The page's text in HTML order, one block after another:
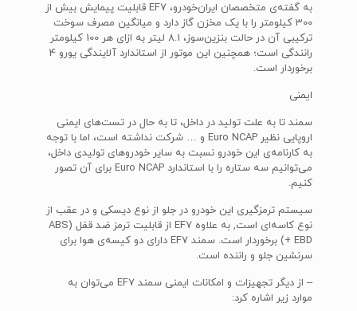
به گفته‌ی متخصصان ایران‌خودرو، EF7 قابلیت پیمایش بیش از
300 کیلومتر را با یک مخزن گاز دارد و میانگین مصرف سوخت
ترکیبی آن در حالت بنزین‌سوز، 8.1 لیتر به ازای هر 100 کیلومتر
رانندگی است؛ همچنین این موتور از استاندارد آلایندگی یورو 4
برخوردار است.
ایمنی
سمند تا به علت تولید در داخل، تا به حال در تست‌های ایمنی
اروپایی نظیر Euro NCAP و … شرکت نداشته است، اما با توجه
به کارنامه‌ی این خودرو نسبت به سایر خودرو‌های تولیدی داخل،
می‌توانیم سه ستاره را با استاندارد Euro NCAP برای آن تصور
کنیم.
سیستم ترمزگیری این خودرو در جلو از نوع دیسکی و در عقب از
نوع کاسه‌ای است, به علاوه EF7 از قابلیت ترمز ضد قفل (ABS
+ EBD) برخوردار است. سمند EF7 دارای دو کیسه‌ی هوا برای
سرنشین جلو و راننده است.
– از دیگر تجهیزات و امکانات ایمنی سمند EF7 می‌توان به
موارد زیر اشاره کرد: